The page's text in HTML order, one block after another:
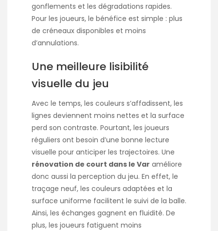
gonflements et les dégradations rapides.
Pour les joueurs, le bénéfice est simple : plus
de créneaux disponibles et moins
d’annulations.
Une meilleure lisibilité
visuelle du jeu
Avec le temps, les couleurs s’affadissent, les
lignes deviennent moins nettes et la surface
perd son contraste. Pourtant, les joueurs
réguliers ont besoin d’une bonne lecture
visuelle pour anticiper les trajectoires. Une
rénovation de court dans le Var améliore
donc aussi la perception du jeu. En effet, le
traçage neuf, les couleurs adaptées et la
surface uniforme facilitent le suivi de la balle.
Ainsi, les échanges gagnent en fluidité. De
plus, les joueurs fatiguent moins